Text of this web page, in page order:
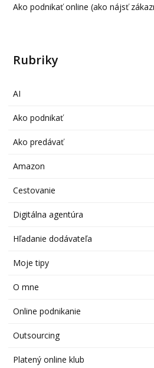
Ako podnikať online (ako nájsť
Rubriky
AI
Ako podnikať
Ako predávať
Amazon
Cestovanie
Digitálna agentúra
Hľadanie dodávateľa
Moje tipy
O mne
Online podnikanie
Outsourcing
Platený online klub